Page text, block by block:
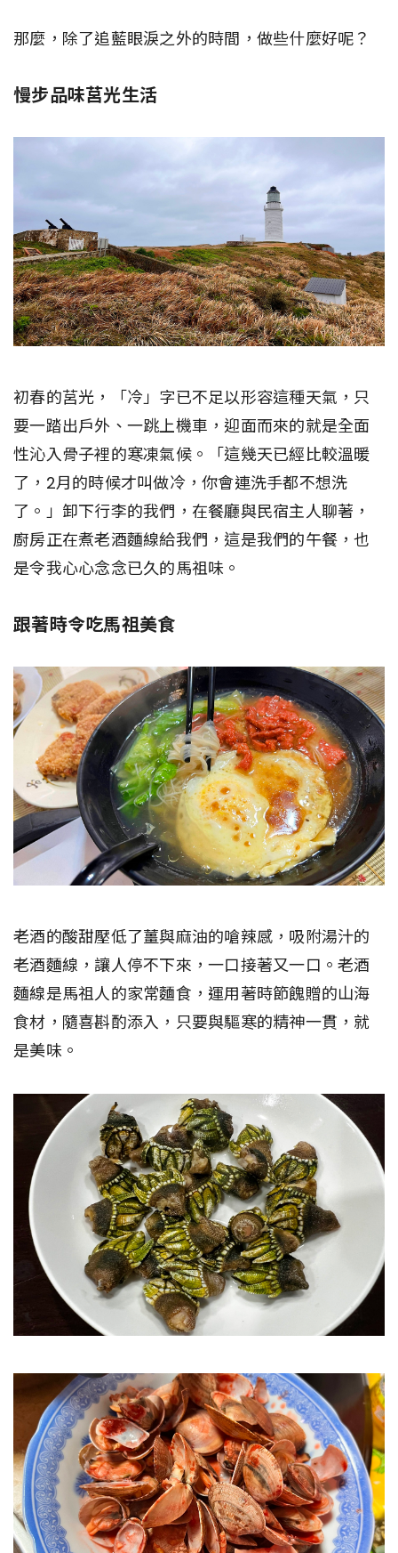
那麼，除了追藍眼淚之外的時間，做些什麼好呢？
慢步品味莒光生活
初春的莒光，「冷」字已不足以形容這種天氣，只
要一踏出戶外、一跳上機車，迎面而來的就是全面
性沁入骨子裡的寒凍氣候。「這幾天已經比較溫暖
了，2月的時候才叫做冷，你會連洗手都不想洗
了。」卸下行李的我們，在餐廳與民宿主人聊著，
廚房正在煮老酒麵線給我們，這是我們的午餐，也
是令我心心念念已久的馬祖味。
跟著時令吃馬祖美食
老酒的酸甜壓低了薑與麻油的嗆辣感，吸附湯汁的
老酒麵線，讓人停不下來，一口接著又一口。老酒
麵線是馬祖人的家常麵食，運用著時節餽贈的山海
食材，隨喜斟酌添入，只要與驅寒的精神一貫，就
是美味。